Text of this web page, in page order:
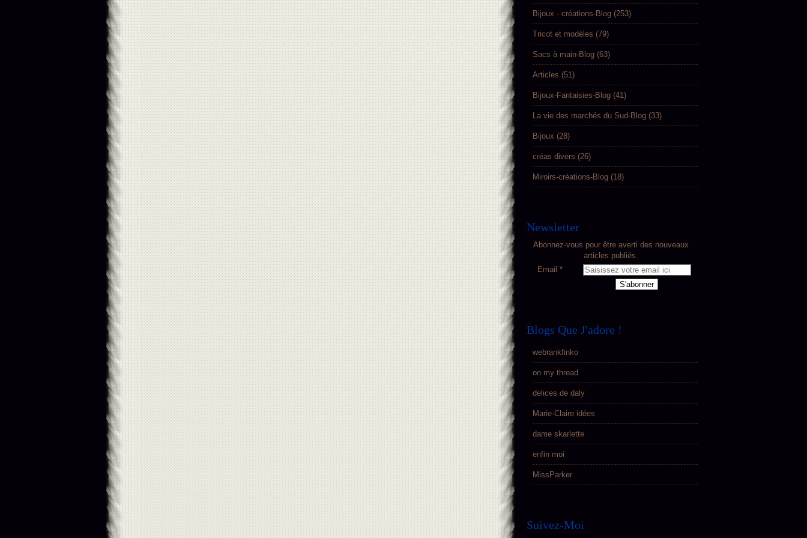
Bijoux - créations-Blog (253)
Tricot et modèles (79)
Sacs à main-Blog (63)
Articles (51)
Bijoux-Fantaisies-Blog (41)
La vie des marchés du Sud-Blog (33)
Bijoux (28)
créas divers (26)
Miroirs-créations-Blog (18)
Newsletter
Abonnez-vous pour être averti des nouveaux
articles publiés.
Email
Blogs Que J'adore !
webrankfinko
on my thread
delices de daly
Marie-Claire idées
dame skarlette
enfin moi
MissParker
Suivez-Moi